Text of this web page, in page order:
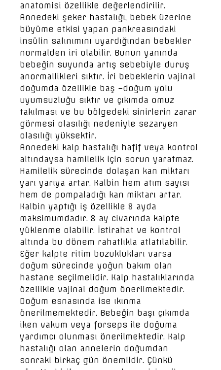
anatomisi özellikle değerlendirilir.
Annedeki şeker hastalığı, bebek üzerine
büyüme etkisi yapan pankreasındaki
insülin salınımını uyardığından bebekler
normalden iri olabilir. Bunun yanında
bebeğin suyunda artış sebebiyle duruş
anormallikleri sıktır. İri bebeklerin vajinal
doğumda özellikle baş –doğum yolu
uyumsuzluğu sıktır ve çıkımda omuz
takılması ve bu bölgedeki sinirlerin zarar
görmesi olasılığı nedeniyle sezaryen
olasılığı yüksektir.
Annedeki kalp hastalığı hafif veya kontrol
altındaysa hamilelik için sorun yaratmaz.
Hamilelik sürecinde dolaşan kan miktarı
yarı yarıya artar. Kalbin hem atım sayısı
hem de pompaladığı kan miktarı artar.
Kalbin yaptığı iş özellikle 8 ayda
maksimumdadır. 8 ay civarında kalpte
yüklenme olabilir. İstirahat ve kontrol
altında bu dönem rahatlıkla atlatılabilir.
Eğer kalpte ritim bozuklukları varsa
doğum sürecinde yoğun bakım olan
hastane seçilmelidir. Kalp hastalıklarında
özellikle vajinal doğum önerilmektedir.
Doğum esnasında ise ıkınma
önerilmemektedir. Bebeğin başı çıkımda
iken vakum veya forseps ile doğuma
yardımcı olunması önerilmektedir. Kalp
hastalığı olan annelerin doğumdan
sonraki birkaç gün önemlidir. Çünkü